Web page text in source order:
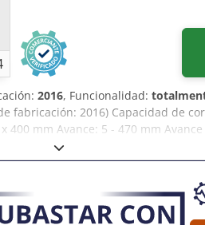
30 rpm • Frecuencia de carrera:
2016, Funcionalidad:
fabricación: 2016) Capacidad de
400 mm Avance: 5 - 470 mm
5,5 kW Dkjdozrz Ahjpfx Aiuer
de piezas Peso: 2200 kg